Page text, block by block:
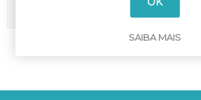
SAIBA MAIS